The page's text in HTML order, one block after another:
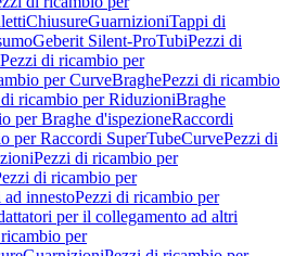
ChiusureGuarnizioniTappi di
Geberit Silent-ProTubiPezzi di
Pezzi di ricambio per
per CurveBraghePezzi di ricambio
ricambio per RiduzioniBraghe
per Braghe d'ispezioneRaccordi
per Raccordi SuperTubeCurvePezzi di
Pezzi di ricambio per
di ricambio per
innestoPezzi di ricambio per
per il collegamento ad altri
per